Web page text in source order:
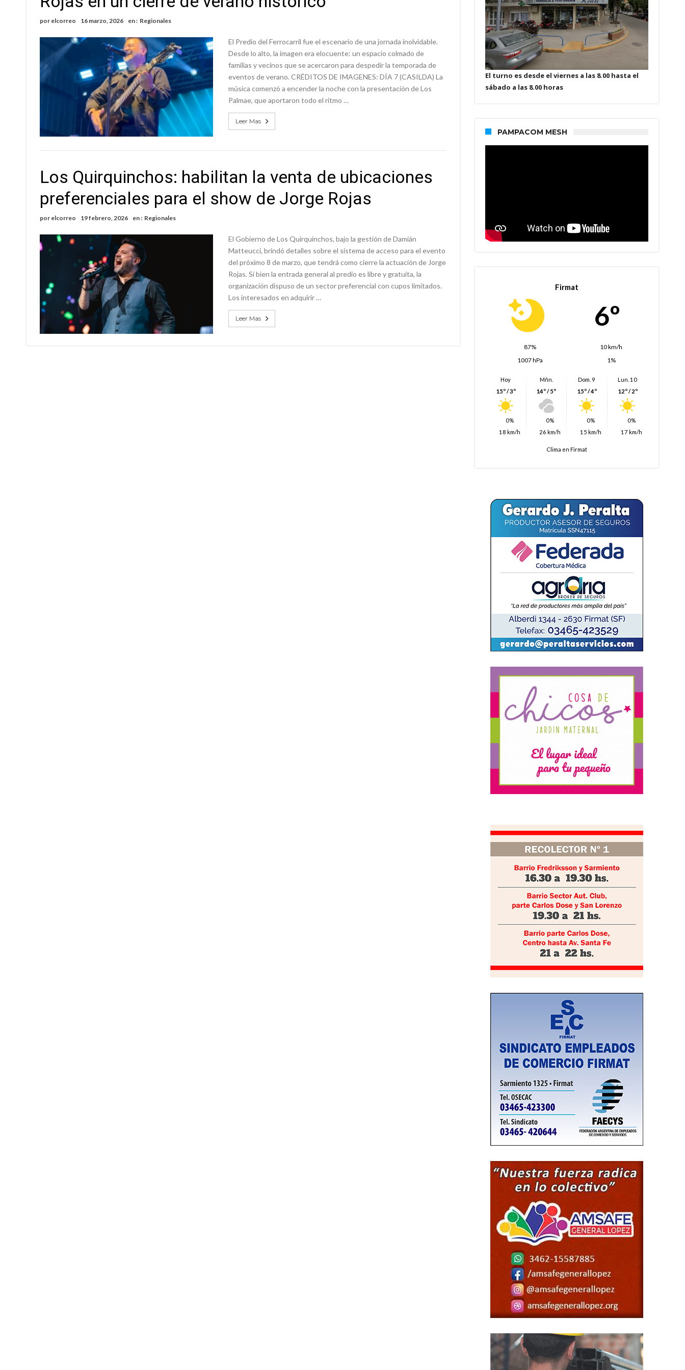
por elcorreo 16 marzo, 2026 en : Regionales
El Predio del Ferrocarril fue el escenario de una jornada inolvidable.
Desde lo alto, la imagen era elocuente: un espacio colmado de
familias y vecinos que se acercaron para despedir la temporada de
eventos de verano. CRÉDITOS DE IMAGENES: DÍA 7 (CASILDA) La
música comenzó a encender la noche con la presentación de Los
Palmae, que aportaron todo el ritmo …
Leer Mas
Los Quirquinchos: habilitan la venta de ubicaciones
preferenciales para el show de Jorge Rojas
por elcorreo 19 febrero, 2026 en : Regionales
El Gobierno de Los Quirquinchos, bajo la gestión de Damián
Matteucci, brindó detalles sobre el sistema de acceso para el evento
del próximo 8 de marzo, que tendrá como cierre la actuación de Jorge
Rojas. Si bien la entrada general al predio es libre y gratuita, la
organización dispuso de un sector preferencial con cupos limitados.
Los interesados en adquirir …
Leer Mas
El turno es desde el viernes a las 8.00 hasta el
sábado a las 8.00 horas
PAMPACOM MESH
Firmat
6º
87%
10 km/h
1007 hPa
1%
Hoy
15º / 3º
0%
18 km/h
Mñn.
14º / 5º
0%
26 km/h
Dom. 9
15º / 4º
0%
15 km/h
Lun. 10
12º / 2º
0%
17 km/h
Clima en Firmat